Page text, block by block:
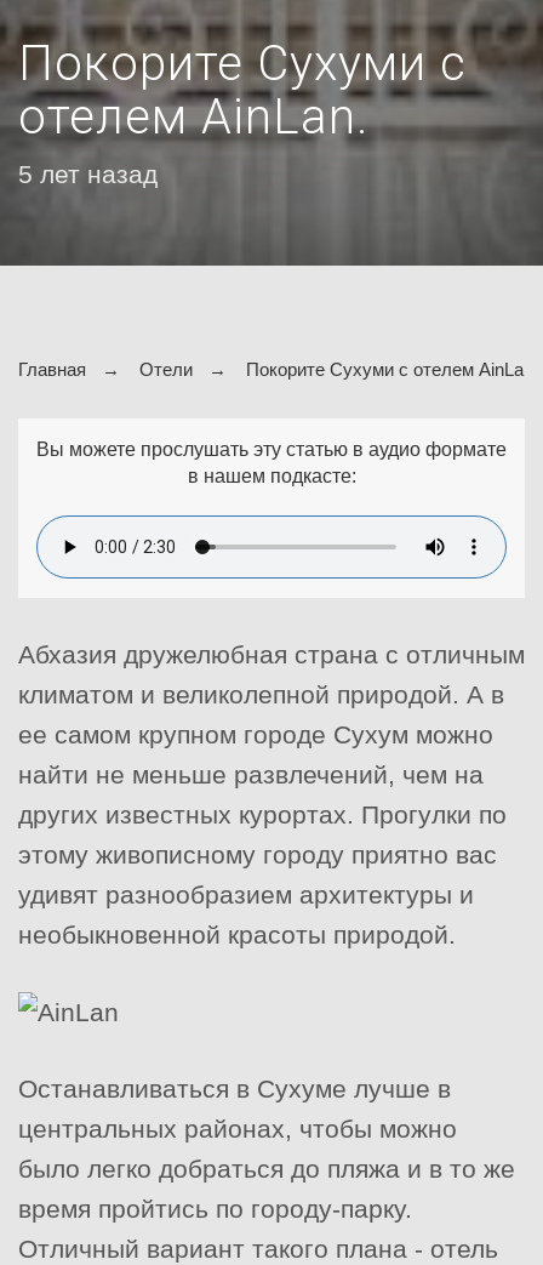
Покорите Сухуми с
отелем AinLan.
5 лет назад
Главная Отели Покорите Сухуми с отелем AinLan.
Вы можете прослушать эту статью в аудио формате
в нашем подкасте:
Абхазия дружелюбная страна с отличным
климатом и великолепной природой. А в
ее самом крупном городе Сухум можно
найти не меньше развлечений, чем на
других известных курортах. Прогулки по
этому живописному городу приятно вас
удивят разнообразием архитектуры и
необыкновенной красоты природой.
Останавливаться в Сухуме лучше в
центральных районах, чтобы можно
было легко добраться до пляжа и в то же
время пройтись по городу-парку.
Отличный вариант такого плана - отель